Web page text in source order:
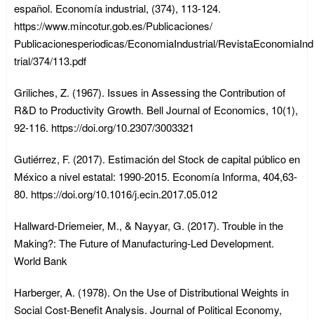
español. Economía industrial, (374), 113-124.
https://www.mincotur.gob.es/Publicaciones/
Publicacionesperiodicas/EconomiaIndustrial/
trial/374/113.pdf
Griliches, Z. (1967). Issues in Assessing the Contribution of
R&D to Productivity Growth. Bell Journal of Economics, 10(1),
92-116. https://doi.org/10.2307/3003321
Gutiérrez, F. (2017). Estimación del Stock de capital público en
México a nivel estatal: 1990-2015. Economía Informa, 404,63-
80. https://doi.org/10.1016/j.ecin.2017.05.012
Hallward-Driemeier, M., & Nayyar, G. (2017). Trouble in the
Making?: The Future of Manufacturing-Led Development.
World Bank
Harberger, A. (1978). On the Use of Distributional Weights in
Social Cost-Benefit Analysis. Journal of Political Economy,